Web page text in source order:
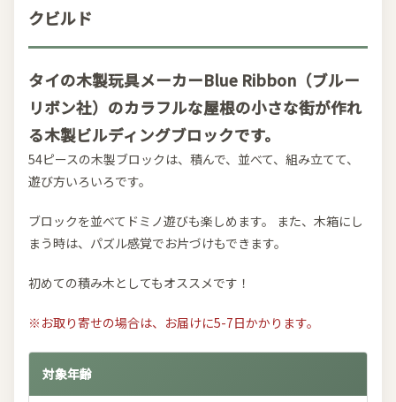
クビルド
タイの木製玩具メーカーBlue Ribbon（ブルー
リボン社）のカラフルな屋根の小さな街が作れ
る木製ビルディングブロックです。
54ピースの木製ブロックは、積んで、並べて、組み立てて、
遊び方いろいろです。
ブロックを並べてドミノ遊びも楽しめます。 また、木箱にし
まう時は、パズル感覚でお片づけもできます。
初めての積み木としてもオススメです！
※お取り寄せの場合は、お届けに5-7日かかります。
対象年齢